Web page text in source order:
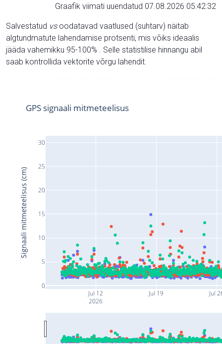
Graafik viimati uuendatud 07.08.2026 05:42:32
Salvestatud vsoodatavad vaatlused (suhtarv) näitab
algtundmatute lahendamise protsenti, mis võiks ideaalis
jääda vahemikku 95-100% . Selle statistilise hinnangu abil
saab kontrollida vektorite võrgu lahendit.
Jul 12
2026
Jul 19 Jul
0
5
10
15
20
25
30
GPS signaali mitmeteelisus
Signaali mitmeteelisus (cm)